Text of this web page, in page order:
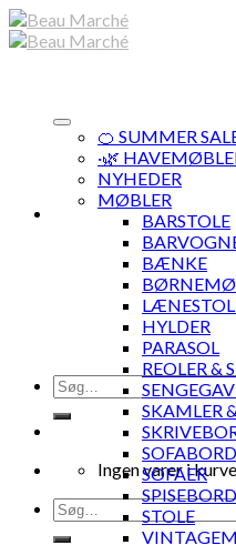
Skip
to
Søg
efter:
Ingen varer i
Søg
efter:
🍊 SUMMER
·🌿
NYHEDER
MØBLER
BARSTOLE
BÆNKE
HYLDER
PARASOL
REOLER &
SKAMLER
SOFAER
STOLE